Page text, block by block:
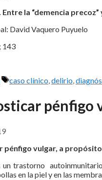
Entre la “demencia
David Vaquero Puyuelo
143
Etiquetas
caso clínico delirio
pénfigo
pénfigo vulgar, a propósito
un trastorno
en la piel y en las